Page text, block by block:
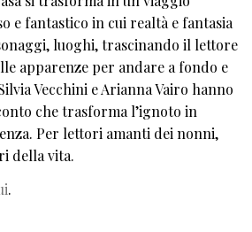
e fantastico in cui realtà e fantasia
luoghi, trascinando il lettore
apparenze per andare a fondo e
Vecchini e Arianna Vairo hanno
che trasforma l’ignoto in
Per lettori amanti dei nonni,
della vita.
.